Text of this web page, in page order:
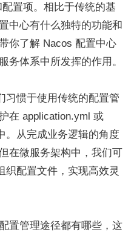
置项。相比于传统的基
中心有什么独特的功能和
你了解 Nacos 配置中心
务体系中所发挥的作用。
习惯于使用传统的配置管
在 application.yml 或
。从完成业务逻辑的角度
在微服务架构中，我们可
织配置文件，实现高效灵
置管理途径都有哪些，这